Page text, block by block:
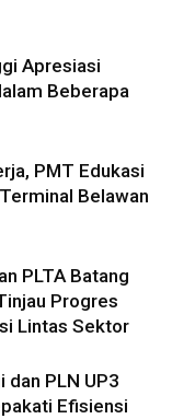
Apresiasi
Beberapa
PMT Edukasi
Belawan
PLTA Batang
Progres
Lintas Sektor
PLN UP3
Efisiensi